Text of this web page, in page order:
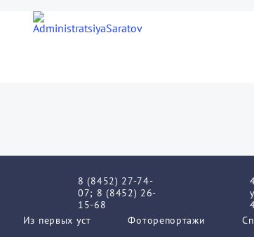
8 (8452) 27-74-
07; 8 (8452) 26-
15-68
Из пеpвых уст Фоторепортажи